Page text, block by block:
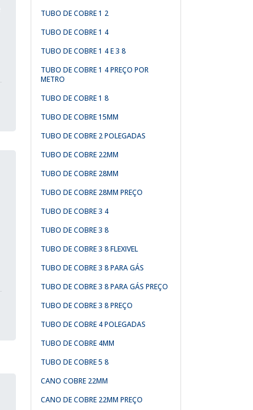
TUBO DE COBRE 1 2
TUBO DE COBRE 1 4
TUBO DE COBRE 1 4 E 3 8
TUBO DE COBRE 1 4 PREÇO POR
METRO
TUBO DE COBRE 1 8
TUBO DE COBRE 15MM
TUBO DE COBRE 2 POLEGADAS
TUBO DE COBRE 22MM
TUBO DE COBRE 28MM
TUBO DE COBRE 28MM PREÇO
TUBO DE COBRE 3 4
TUBO DE COBRE 3 8
TUBO DE COBRE 3 8 FLEXIVEL
TUBO DE COBRE 3 8 PARA GÁS
TUBO DE COBRE 3 8 PARA GÁS PREÇO
TUBO DE COBRE 3 8 PREÇO
TUBO DE COBRE 4 POLEGADAS
TUBO DE COBRE 4MM
TUBO DE COBRE 5 8
CANO COBRE 22MM
CANO DE COBRE 22MM PREÇO